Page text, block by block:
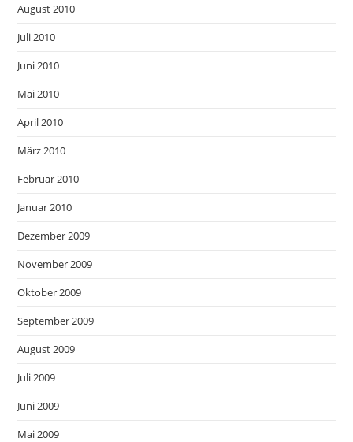
August 2010
Juli 2010
Juni 2010
Mai 2010
April 2010
März 2010
Februar 2010
Januar 2010
Dezember 2009
November 2009
Oktober 2009
September 2009
August 2009
Juli 2009
Juni 2009
Mai 2009